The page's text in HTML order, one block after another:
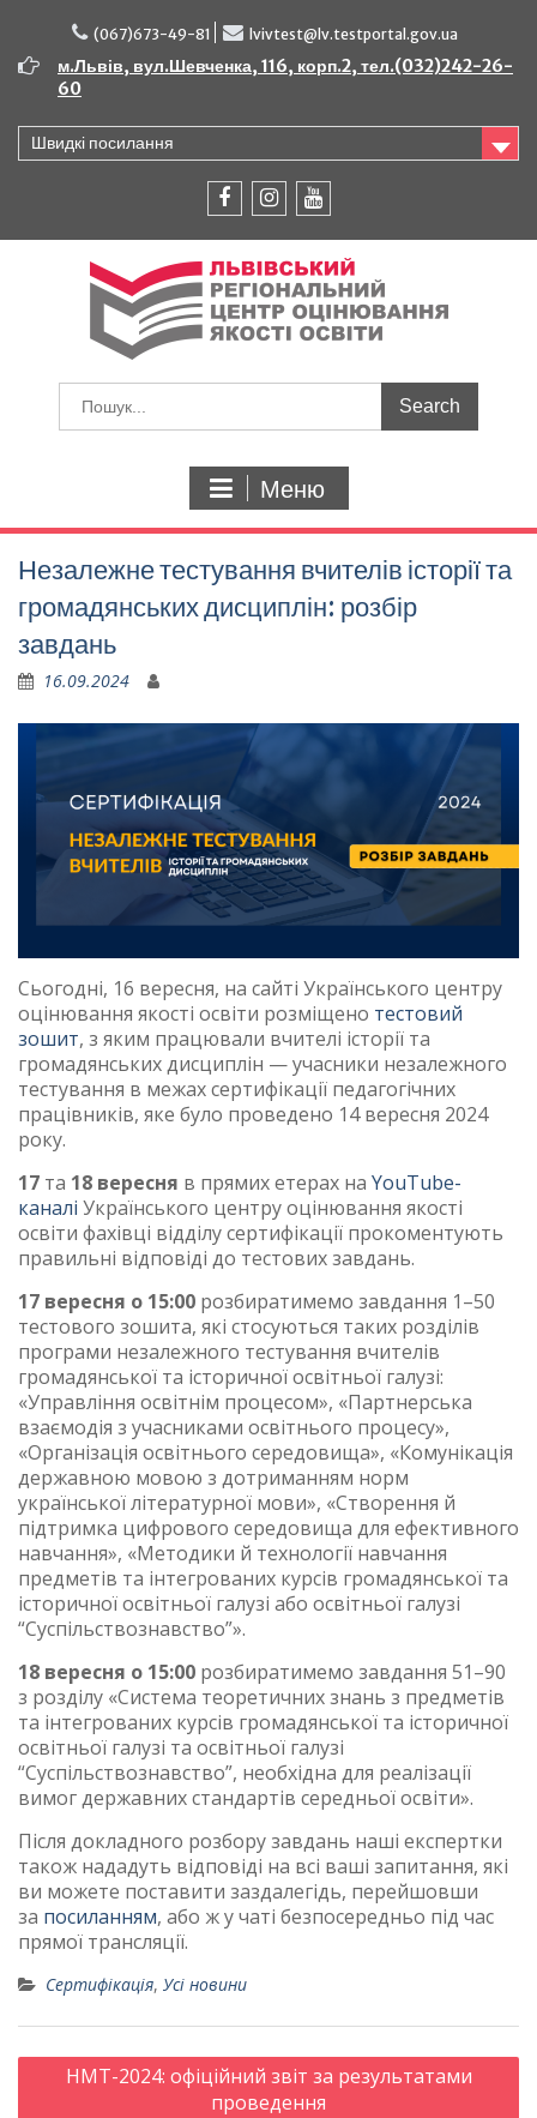
вмісту
(067)673-49-81 lvivtest@lv.testportal.gov.ua
м.Львів, вул.Шевченка, 116, корп.2, тел.(032)242-26-
60
Швидкі посилання
Меню
Незалежне тестування вчителів історії та
громадянських дисциплін: розбір
завдань
16.09.2024
Сьогодні, 16 вересня, на сайті Українського центру
оцінювання якості освіти розміщено тестовий
зошит, з яким працювали вчителі історії та
громадянських дисциплін — учасники незалежного
тестування в межах сертифікації педагогічних
працівників, яке було проведено 14 вересня 2024
року.
17 та 18 вересня в прямих етерах на YouTube-
каналі Українського центру оцінювання якості
освіти фахівці відділу сертифікації прокоментують
правильні відповіді до тестових завдань.
17 вересня о 15:00 розбиратимемо завдання 1–50
тестового зошита, які стосуються таких розділів
програми незалежного тестування вчителів
громадянської та історичної освітньої галузі:
«Управління освітнім процесом», «Партнерська
взаємодія з учасниками освітнього процесу»,
«Організація освітнього середовища», «Комунікація
державною мовою з дотриманням норм
української літературної мови», «Створення й
підтримка цифрового середовища для ефективного
навчання», «Методики й технології навчання
предметів та інтегрованих курсів громадянської та
історичної освітньої галузі або освітньої галузі
“Суспільствознавство”».
18 вересня о 15:00 розбиратимемо завдання 51–90
з розділу «Система теоретичних знань з предметів
та інтегрованих курсів громадянської та історичної
освітньої галузі та освітньої галузі
“Суспільствознавство”, необхідна для реалізації
вимог державних стандартів середньої освіти».
Після докладного розбору завдань наші експертки
також нададуть відповіді на всі ваші запитання, які
ви можете поставити заздалегідь, перейшовши
за посиланням, або ж у чаті безпосередньо під час
прямої трансляції.
Сертифікація, Усі новини
Post
НМТ-2024: офіційний звіт за результатами
проведення